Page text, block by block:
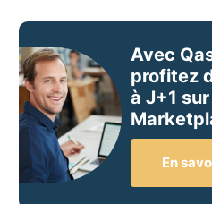
Avec
profitez
à J+1
En